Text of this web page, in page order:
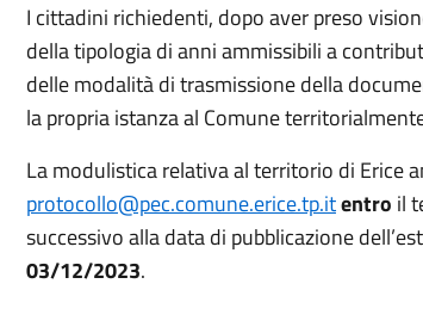
I cittadini richiedenti, dopo aver preso
della tipologia di anni ammissibili a
delle modalità di trasmissione della
la propria istanza al Comune
La modulistica relativa al territorio di Erice
protocollo@pec.comune.erice.tp.itentro il
successivo alla data di pubblicazione
03/12/2023.